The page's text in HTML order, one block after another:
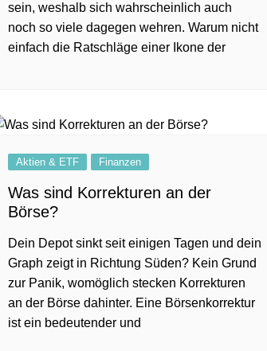
sein, weshalb sich wahrscheinlich auch
noch so viele dagegen wehren. Warum nicht
einfach die Ratschläge einer Ikone der
Aktien & ETF Finanzen
Was sind Korrekturen an der
Börse?
Dein Depot sinkt seit einigen Tagen und dein
Graph zeigt in Richtung Süden? Kein Grund
zur Panik, womöglich stecken Korrekturen
an der Börse dahinter. Eine Börsenkorrektur
ist ein bedeutender und